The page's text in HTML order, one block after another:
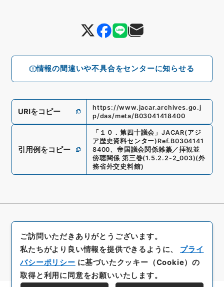
情報の間違いや不具合をセンターに知らせる
URIをコピー
https://www.jacar.archives.go.j
p/das/meta/B03041418400
引用例をコピー
「 １０．第四十議会 」 JACAR(アジ
ア歴史資料センター) Ref. B0304141
8400、 帝国議会関係雑纂／拝観並
傍聴関係 第三巻(1.5.2.2-2_003)(外
務省外交史料館)
ご訪問いただきありがとうございます。
私たちがより良い情報を提供できるように、 プライ
バシーポリシー に基づいたクッキー（Cookie）の
取得と利用に同意をお願いいたします。